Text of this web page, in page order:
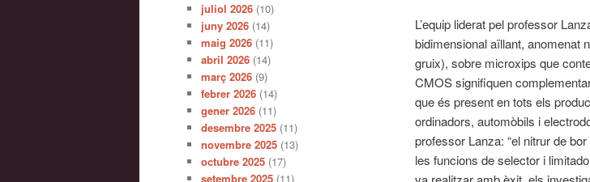
L’equip liderat pel professor
bidimensional aïllant, anomenat
gruix), sobre microxips que
CMOS signifiquen
que és present en tots els
ordinadors, automòbils i
professor Lanza: “el nitrur de
les funcions de selector i
juliol 2026 (10)
juny 2026 (14)
maig 2026 (11)
abril 2026 (14)
març 2026 (9)
febrer 2026 (14)
gener 2026 (11)
desembre 2025 (11)
novembre 2025 (13)
octubre 2025 (17)
setembre 2025 (11)